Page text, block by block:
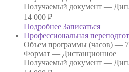
Получаемый документ —
14 000 ₽
Подробнее Записаться
Профессиональная
Объем программы (часов) —
Формат — Дистанционное
Получаемый документ —